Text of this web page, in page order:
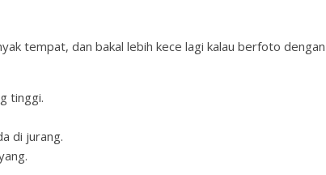
tempat, dan bakal lebih kece lagi kalau berfoto dengan
tinggi.
di jurang.